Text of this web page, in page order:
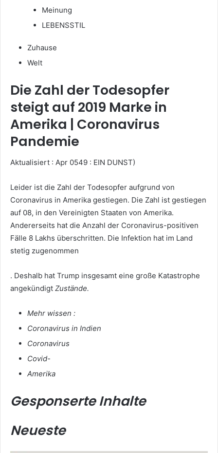
Meinung
LEBENSSTIL
Zuhause
Welt
Die Zahl der Todesopfer
steigt auf 2019 Marke in
Amerika | Coronavirus
Pandemie
Aktualisiert : Apr 0549 : EIN DUNST)
Leider ist die Zahl der Todesopfer aufgrund von
Coronavirus in Amerika gestiegen. Die Zahl ist gestiegen
auf 08, in den Vereinigten Staaten von Amerika.
Andererseits hat die Anzahl der Coronavirus-positiven
Fälle 8 Lakhs überschritten. Die Infektion hat im Land
stetig zugenommen
. Deshalb hat Trump insgesamt eine große Katastrophe
angekündigt Zustände.
Mehr wissen :
Coronavirus in Indien
Coronavirus
Covid-
Amerika
Gesponserte Inhalte
Neueste